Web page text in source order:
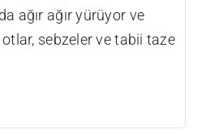
ağır ağır yürüyor ve
sebzeler ve tabii taze